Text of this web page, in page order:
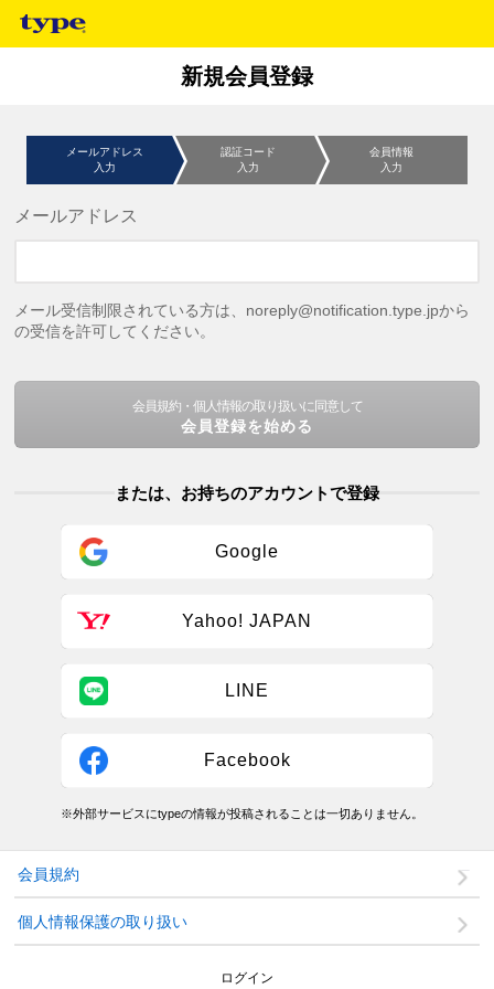
新規会員登録
メールアドレス
入力
認証コード
入力
会員情報
入力
メールアドレス
メール受信制限されている方は、noreply@notification.type.jpから
の受信を許可してください。
会員規約・個人情報の取り扱いに同意して
会員登録を始める
または、お持ちのアカウントで登録
Google
Yahoo! JAPAN
LINE
Facebook
※外部サービスにtypeの情報が投稿されることは一切ありません。
会員規約
個人情報保護の取り扱い
ログイン